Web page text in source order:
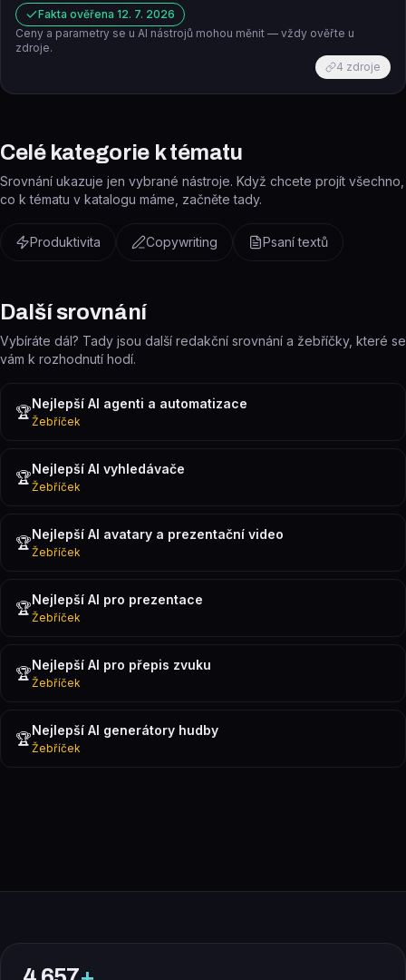
Fakta ověřena 12. 7. 2026
Ceny a parametry se u AI nástrojů mohou měnit — vždy ověřte u
zdroje.
4 zdroje
Celé kategorie k tématu
Srovnání ukazuje jen vybrané nástroje. Když chcete projít všechno,
co k tématu v katalogu máme, začněte tady.
Produktivita Copywriting Psaní textů
Další srovnání
Vybíráte dál? Tady jsou další redakční srovnání a žebříčky, které se
vám k rozhodnutí hodí.
🏆Nejlepší AI agenti a automatizace
Žebříček
🏆Nejlepší AI vyhledávače
Žebříček
🏆Nejlepší AI avatary a prezentační video
Žebříček
🏆Nejlepší AI pro prezentace
Žebříček
🏆Nejlepší AI pro přepis zvuku
Žebříček
🏆Nejlepší AI generátory hudby
Žebříček